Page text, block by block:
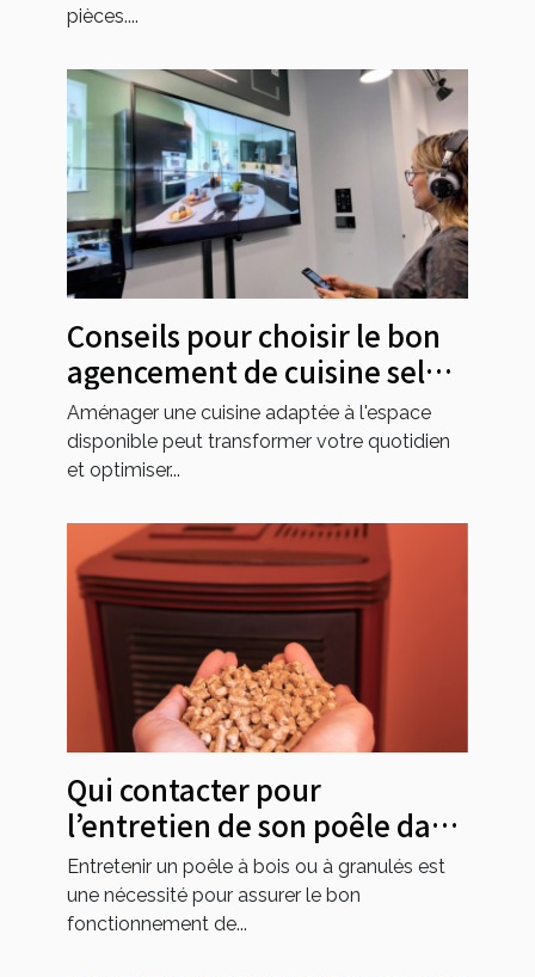
pièces....
Conseils pour choisir le bon
agencement de cuisine selon
l'espace disponible
Aménager une cuisine adaptée à l'espace
disponible peut transformer votre quotidien
et optimiser...
Qui contacter pour
l’entretien de son poêle dans
le 49 ?
Entretenir un poêle à bois ou à granulés est
une nécessité pour assurer le bon
fonctionnement de...